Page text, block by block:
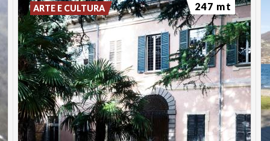
ARTE E CULTURA 247 mt